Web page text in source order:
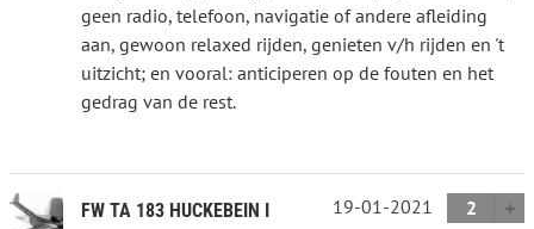
geen radio, telefoon, navigatie of andere afleiding
aan, gewoon relaxed rijden, genieten v/h rijden en 't
uitzicht; en vooral: anticiperen op de fouten en het
gedrag van de rest.
FW TA 183 HUCKEBEIN I 19-01-2021
2